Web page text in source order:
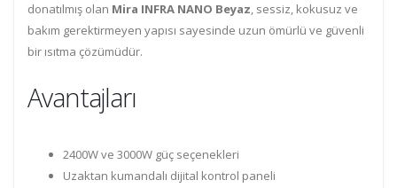
donatılmış olan Mira INFRA NANO Beyaz, sessiz, kokusuz ve
bakım gerektirmeyen yapısı sayesinde uzun ömürlü ve güvenli
bir ısıtma çözümüdür.
Avantajları
2400W ve 3000W güç seçenekleri
Uzaktan kumandalı dijital kontrol paneli